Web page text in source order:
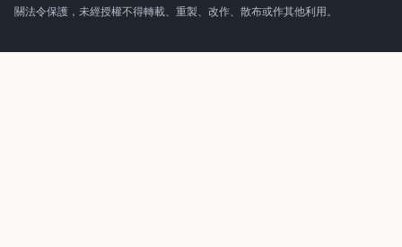
關法令保護，未經授權不得轉載、重製、改作、散布或作其他利用。